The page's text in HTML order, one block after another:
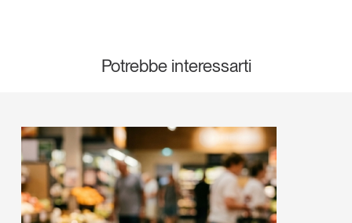
Potrebbe interessarti